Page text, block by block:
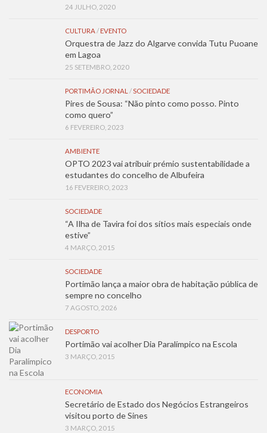
24 JULHO, 2020
CULTURA/ EVENTO
Orquestra de Jazz do Algarve convida Tutu Puoane
em Lagoa
25 SETEMBRO, 2020
PORTIMÃO JORNAL /SOCIEDADE
Pires de Sousa: “Não pinto como posso. Pinto
como quero”
6 FEVEREIRO, 2023
AMBIENTE
OPTO 2023 vai atribuir prémio sustentabilidade a
estudantes do concelho de Albufeira
16 FEVEREIRO, 2023
SOCIEDADE
“A Ilha de Tavira foi dos sítios mais especiais onde
estive”
4 MARÇO, 2015
SOCIEDADE
Portimão lança a maior obra de habitação pública de
sempre no concelho
7 AGOSTO, 2026
DESPORTO
Portimão vai acolher Dia Paralímpico na Escola
3 MARÇO, 2015
ECONOMIA
Secretário de Estado dos Negócios Estrangeiros
visitou porto de Sines
3 MARÇO, 2015